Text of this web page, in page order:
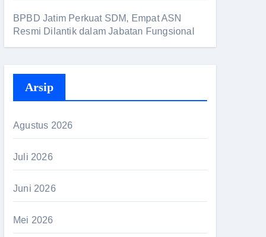
BPBD Jatim Perkuat SDM, Empat ASN
Resmi Dilantik dalam Jabatan Fungsional
Arsip
Agustus 2026
Juli 2026
Juni 2026
Mei 2026